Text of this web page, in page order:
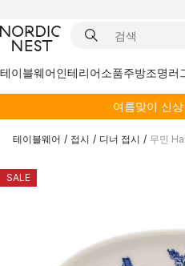
테이블웨어인테리어소품주방조명러
여름맞이 신
테이블웨어 / 접시 / 디너 접시 / 무민
SALE